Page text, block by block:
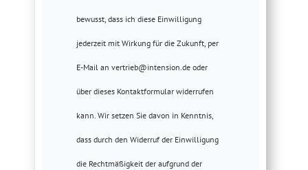
bewusst, dass ich diese Einwilligung
jederzeit mit Wirkung für die Zukunft, per
E-Mail an vertrieb@intension.de oder
über dieses Kontaktformular widerrufen
kann. Wir setzen Sie davon in Kenntnis,
dass durch den Widerruf der Einwilligung
die Rechtmäßigkeit der aufgrund der